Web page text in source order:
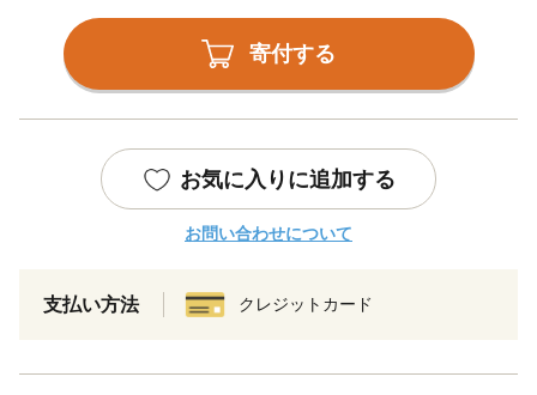
寄付する
お気に入りに追加する
お問い合わせについて
支払い方法 クレジットカード